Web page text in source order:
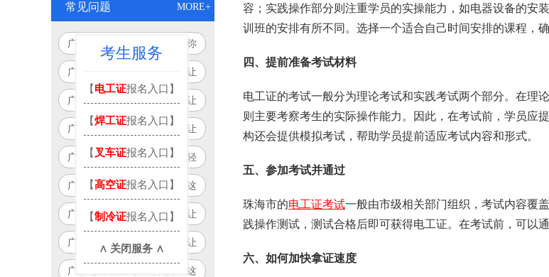
常见问题 MORE+
广东电工证查询全攻略，让你
查询更轻松！
广东电工证查询，这些技巧让
你轻松搞定！
广东电工证查询，这个方法让
你告别繁琐流程！
广东电工证查询必备指南，让
你少走弯路！
广东电工证查询攻略：让你轻
松搞定，永不迷路！
广东电工证查询不再麻烦，这
个方法让你省时又省力！
广东电工证查询，这些技巧让
你事半功倍！
广东电工证查询，这个方法让
你告别繁琐！
广东电工证查询不再头疼，这
容；实践操作部分则注重学员的实操能力，如电器设备的安
训班的安排有所不同。选择一个适合自己时间安排的课程，
四、提前准备考试材料
电工证的考试一般分为理论考试和实践考试两个部分。在理
则主要考察考生的实际操作能力。因此，在考试前，学员应
构还会提供模拟考试，帮助学员提前适应考试内容和形式。
五、参加考试并通过
珠海市的电工证考试一般由市级相关部门组织，考试内容覆
践操作测试，测试合格后即可获得电工证。在考试前，可以
六、如何加快拿证速度
考生服务
【电工证报名入口】
【焊工证报名入口】
【 叉车证报名入口】
【高空证报名入口】
【制冷证报名入口】
∧ 关闭服务 ∧